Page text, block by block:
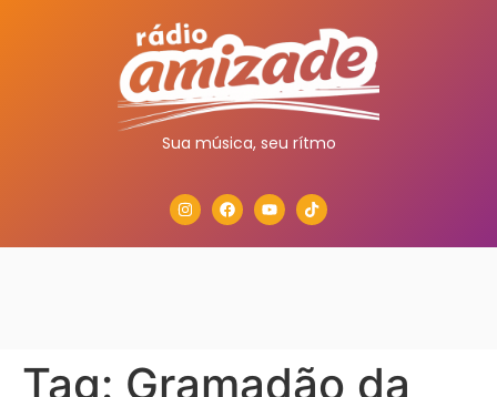
Sua música, seu rítmo
Tag: Gramadão da